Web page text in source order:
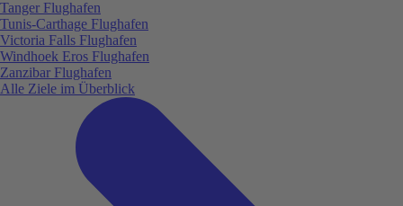
Tanger Flughafen
Tunis-Carthage Flughafen
Victoria Falls Flughafen
Windhoek Eros Flughafen
Zanzibar Flughafen
Alle Ziele im Überblick